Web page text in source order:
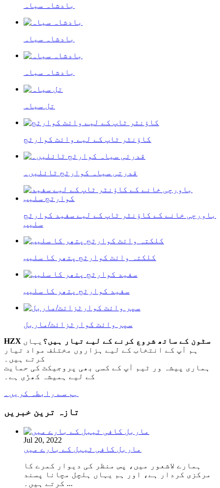
بادشاہ سیاہ
بادشاہ سیاہ
بادشاہ سیاہ
تل سیاہ
کاؤنٹر ٹاپ کے لیے وائٹ کوارٹج
قدرتی سیاہ کوارٹج ٹائلیں۔
باورچی خانے کے کاؤنٹر ٹاپ کے لیے سفید کوارٹج
سلیب
کلکتہ وائٹ کوارٹج پتھر کا سلیب
سفید کوارٹج پتھر کا سلیب
سپر وائٹ کوارٹزائٹ/ماربل
HZX سٹون کے ساتھ شروع کرنے کے لیے تیار ہیں؟ یہاں
ہم آپ کے انتخاب کے لیے ہزاروں مختلف مواد تیار
کرتے ہیں۔
ہماری پیشہ ور ٹیم آپ کے کسی بھی پروجیکٹ کی حمایت
کے لیے ہمیشہ کھڑی ہے۔
ہم سے رابطہ کریں۔
تازہ ترین خبریں
Jul 20, 2022
ماربل کافی ٹیبل کے بارے میں
ہمارے لاشعور میں، پس منظر کی دیوار کمرے کا
مرکزی کردار ہے، اور ہم یہاں ہلچل مچانا پسند
کرتے ہیں۔ ...